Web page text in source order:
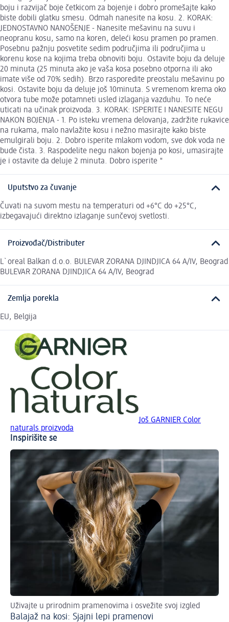
boju i razvijač boje četkicom za bojenje i dobro promešajte kako
biste dobili glatku smesu. Odmah nanesite na kosu. 2. KORAK:
JEDNOSTAVNO NANOŠENJE - Nanesite mešavinu na suvu i
neopranu kosu, samo na koren, deleći kosu pramen po pramen.
Posebnu pažnju posvetite sedim područjima ili područjima u
korenu kose na kojima treba obnoviti boju. Ostavite boju da deluje
20 minuta (25 minuta ako je vaša kosa posebno otporna ili ako
imate više od 70% sedih). Brzo rasporedite preostalu mešavinu po
kosi. Ostavite boju da deluje još 10minuta. S vremenom krema oko
otvora tube može potamneti usled izlaganja vazduhu. To neće
uticati na učinak proizvoda. 3. KORAK: ISPERITE I NANESITE NEGU
NAKON BOJENJA - 1. Po isteku vremena delovanja, zadržite rukavice
na rukama, malo navlažite kosu i nežno masirajte kako biste
emulgirali boju. 2. Dobro isperite mlakom vodom, sve dok voda ne
bude čista. 3. Raspodelite negu nakon bojenja po kosi, umasirajte
je i ostavite da deluje 2 minuta. Dobro isperite "
Uputstvo za čuvanje
Čuvati na suvom mestu na temperaturi od +6°C do +25°C,
izbegavajući direktno izlaganje sunčevoj svetlosti.
Proizvođač/Distributer
L`oreal Balkan d.o.o. BULEVAR ZORANA DJINDJICA 64 A/IV, Beograd
BULEVAR ZORANA DJINDJICA 64 A/IV, Beograd
Zemlja porekla
EU, Belgija
Još GARNIER Color
naturals proizvoda
Inspirišite se
Uživajte u prirodnim pramenovima i osvežite svoj izgled
Balajaž na kosi: Sjajni lepi pramenovi